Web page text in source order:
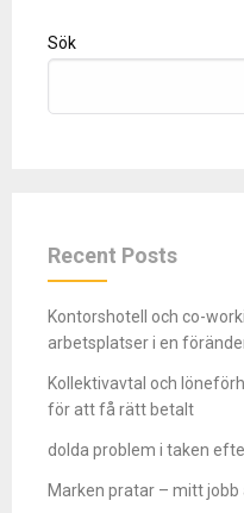
Sök
Recent Posts
Kontorshotell och co-
arbetsplatser i en
Kollektivavtal och
för att få rätt betalt
dolda problem i taken
Marken pratar – mitt jobb